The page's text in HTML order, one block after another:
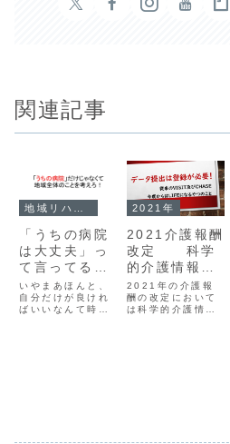
関連記事
「うちの病院
は大丈夫」っ
て言ってる場
合じゃない！
だからダメな
んだ！
いやまあほんと、
自分だけが良けれ
ばいいなんて時代
2021年
2021介護報酬
改定 科学
的介護情報シ
ステム
（LIFE）のこ
と
2021年の介護報
酬の改定において
は科学的介護情報